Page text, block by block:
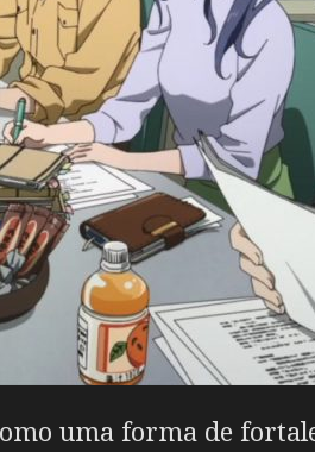
uma forma de